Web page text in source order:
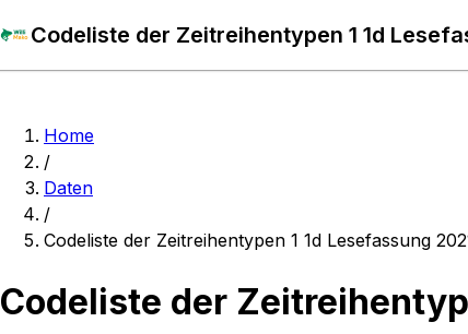
Codeliste der Zeitreihentypen 1 1d
Home
/
Daten
/
Codeliste der Zeitreihentypen 1 1d Lesefassung
Codeliste der